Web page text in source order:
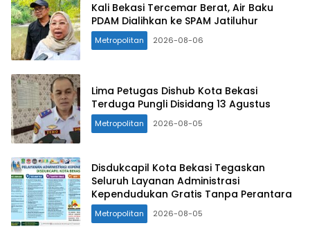
Kali Bekasi Tercemar Berat, Air Baku
PDAM Dialihkan ke SPAM Jatiluhur
Metropolitan 2026-08-06
Lima Petugas Dishub Kota Bekasi
Terduga Pungli Disidang 13 Agustus
Metropolitan 2026-08-05
Disdukcapil Kota Bekasi Tegaskan
Seluruh Layanan Administrasi
Kependudukan Gratis Tanpa Perantara
Metropolitan 2026-08-05